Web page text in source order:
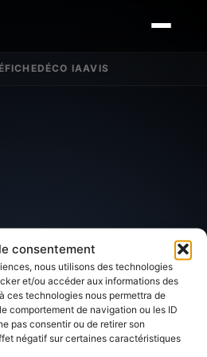
consentement
nous utilisons des technologies
et/ou accéder aux informations des
ces technologies nous permettra de
comportement de navigation ou les ID
pas consentir ou de retirer son
négatif sur certaines caractéristiques
FICHEDÉCO IAAVIS
D'INTÉRÊT
la Ville et